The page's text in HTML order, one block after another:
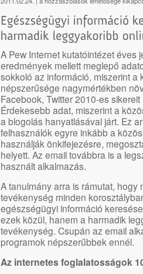
keresése
–
harmadik
leggyakoribb
online
tevékenység
bejegyzéshez
A Pew Internet kutatóintézet éves
eredmények mellett meglepő
sokkoló az információ, miszerint a
népszerűsége nagymértékben
Facebook, Twitter 2010-es
Érdekesebb adat, miszerint a
a blogolás hanyatlásával járt. Ez
felhasználók egyre inkább a
használják önkifejezésre,
helyett. Az email továbbra is a
használt alkalmazás.
A tanulmány arra is rámutat, hogy
tevékenység minden
egészségügyi információ
ezek közül, hanem a harmadik
tevékenység. Csupán az email
programok népszerűbbek ennél.
Az internetes foglalatosságok